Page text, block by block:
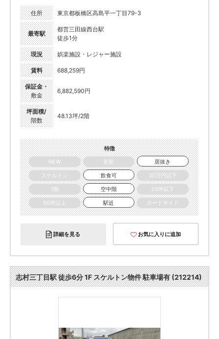
住所 東京都板橋区高島平一丁目79-3
最寄駅
都営三田線西台駅
徒歩1分
現況 娯楽施設・レジャー施設
賃料 688,259円
保証金・
敷金
6,882,590円
坪面積/
階数
48.13坪/2階
特徴
NEW
更新
居抜き
スケルトン
飲食可
30万円以下
1階
空中階
20坪以下
50坪以上
駅近 ロードサイド
詳細を見る お気に入りに追加
志村三丁目駅 徒歩6分 1F スケルトン物件 駐車場有 (212214)